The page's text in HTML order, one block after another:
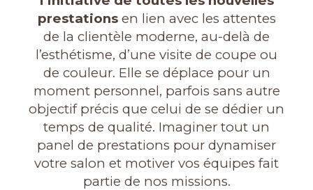
prestationsen lien avec les attentes
de la clientèle moderne, au-delà de
l’esthétisme, d’une visite de coupe ou
de couleur. Elle se déplace pour un
moment personnel, parfois sans autre
objectif précis que celui de se dédier un
temps de qualité. Imaginer tout un
panel de prestations pour dynamiser
votre salon et motiver vos équipes fait
partie de nos missions.